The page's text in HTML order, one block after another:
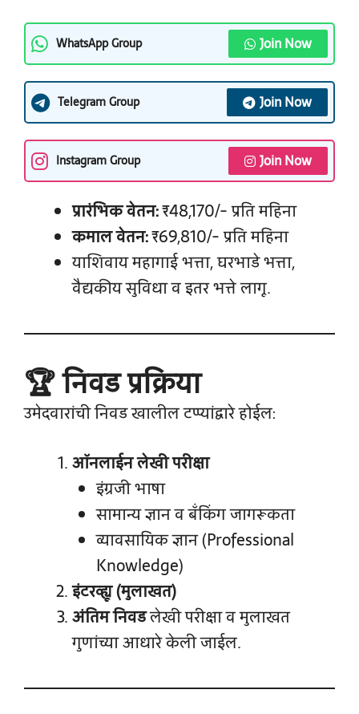
WhatsApp Group Join Now
Telegram Group Join Now
Instagram Group Join Now
प्रारंभिक वेतन:₹48,170/- प्रति महिना
कमाल वेतन:₹69,810/- प्रति महिना
याशिवाय महागाई भत्ता, घरभाडे भत्ता,
वैद्यकीय सुविधा व इतर भत्ते लागू.
🏆 निवड प्रक्रिया
उमेदवारांची निवड खालील टप्प्यांद्वारे होईल:
ऑनलाईन लेखी परीक्षा
इंग्रजी भाषा
सामान्य ज्ञान व बँकिंग जागरूकता
व्यावसायिक ज्ञान (Professional
Knowledge)
इंटरव्ह्यू (मुलाखत)
अंतिम निवडलेखी परीक्षा व मुलाखत
गुणांच्या आधारे केली जाईल.